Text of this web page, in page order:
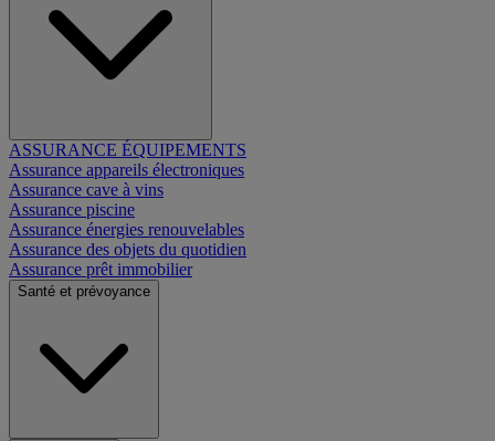
ASSURANCE ÉQUIPEMENTS
Assurance appareils électroniques
Assurance cave à vins
Assurance piscine
Assurance énergies renouvelables
Assurance des objets du quotidien
Assurance prêt immobilier
Santé et prévoyance